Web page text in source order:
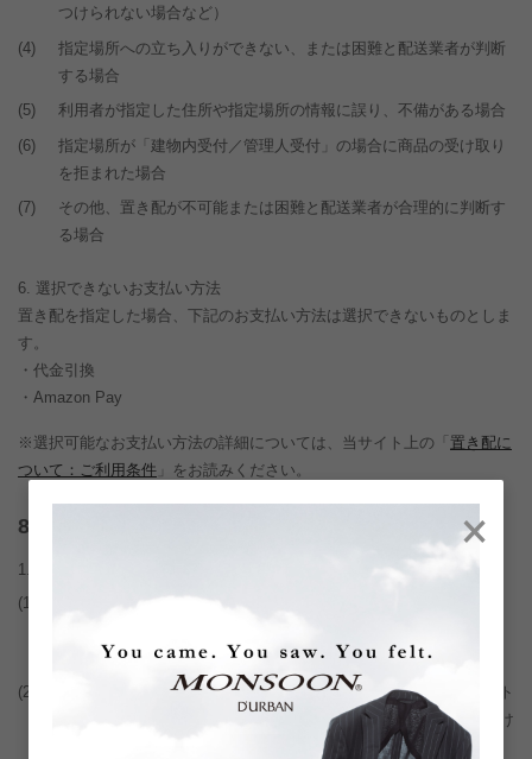
つけられない場合など）
(4)
指定場所への立ち入りができない、または困難と配送業者が判断
する場合
(5)
利用者が指定した住所や指定場所の情報に誤り、不備がある場合
(6)
指定場所が「建物内受付／管理人受付」の場合に商品の受け取り
を拒まれた場合
(7)
その他、置き配が不可能または困難と配送業者が合理的に判断す
る場合
選択できないお支払い方法
置き配を指定した場合、下記のお支払い方法は選択できないものとしま
す。
・代金引換
・Amazon Pay
※選択可能なお支払い方法の詳細については、当サイト上の「置き配に
ついて：ご利用条件 」をお読みください。
(1) ポイントの付与は、商品の購入
(2)
当サイトにおける次回以降の商品購入時に、ポイントを1ポイント
＝1円換算で商品購入代金の全部または一部としてご利用いただけ
×